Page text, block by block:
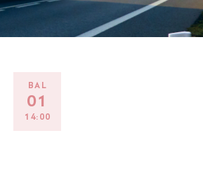
BAL
01
14:00